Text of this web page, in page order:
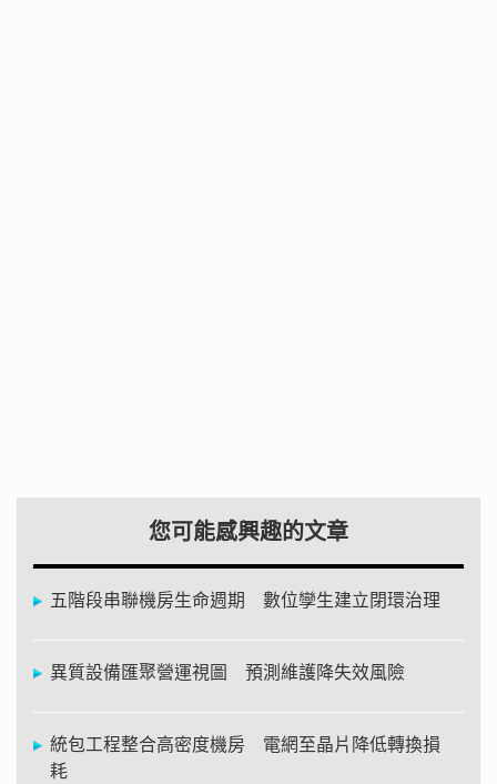
您可能感興趣的文章
五階段串聯機房生命週期 數位孿生建立閉環治理
異質設備匯聚營運視圖 預測維護降失效風險
統包工程整合高密度機房 電網至晶片降低轉換損
耗